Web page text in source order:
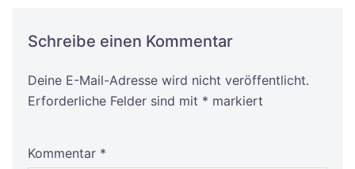
Schreibe einen Kommentar
Deine E-Mail-Adresse wird nicht veröffentlicht.
Erforderliche Felder sind mit * markiert
Kommentar *
Alternative: